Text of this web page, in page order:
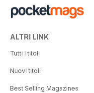
ALTRI LINK
Tutti i titoli
Nuovi titoli
Best Selling Magazines